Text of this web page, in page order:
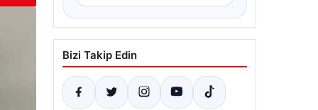
Bizi Takip Edin